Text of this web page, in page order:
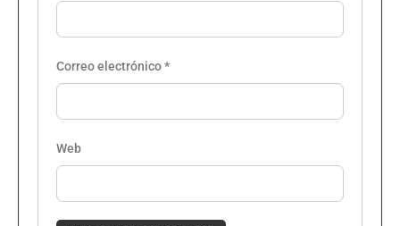
Correo electrónico*
Web